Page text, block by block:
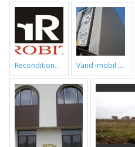
reconditionari cazi de baie vand imobil ,790m,piata gorjului,pret negociabil